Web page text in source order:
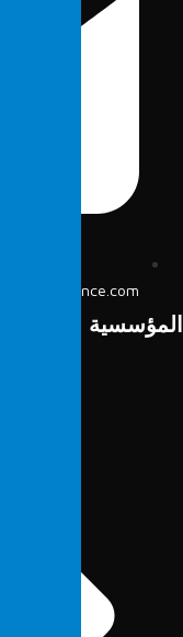
info@fordefence.com